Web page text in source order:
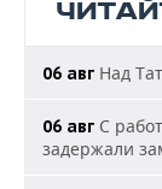
06 авг Над
06 авг С
задержали